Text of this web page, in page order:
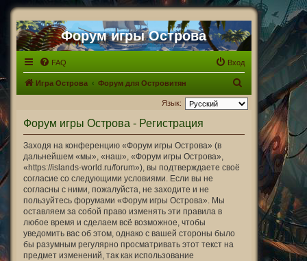
Форум игры Острова
FAQ Вход
Игра Острова Форум для Островитян
о
Язык:
Форум игры Острова - Регистрация
Заходя на конференцию «Форум игры Острова» (в
дальнейшем «мы», «наш», «Форум игры Острова»,
«https://islands-world.ru/forum»), вы подтверждаете своё
согласие со следующими условиями. Если вы не
согласны с ними, пожалуйста, не заходите и не
пользуйтесь форумами «Форум игры Острова». Мы
оставляем за собой право изменять эти правила в
любое время и сделаем всё возможное, чтобы
уведомить вас об этом, однако с вашей стороны было
бы разумным регулярно просматривать этот текст на
предмет изменений, так как использование